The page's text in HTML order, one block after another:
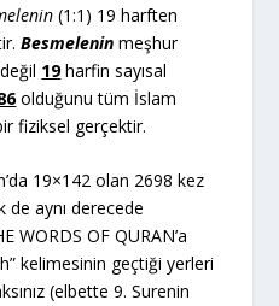
(1:1) 19 harften
Besmelenin meşhur
19harfin sayısal
olduğunu tüm İslam
fiziksel gerçektir.
19×142 olan 2698 kez
aynı derecede
WORDS OF QURAN’a
kelimesinin geçtiği yerleri
(elbette 9. Surenin